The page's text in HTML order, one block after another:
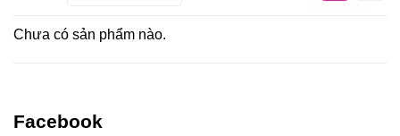
Chưa có sản phẩm nào.
Facebook